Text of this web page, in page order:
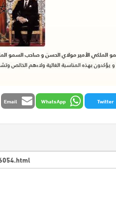
Twitter
WhatsApp
Email